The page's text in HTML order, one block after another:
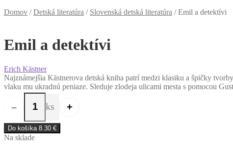
Domov /Detská literatúra / Slovenská detská literatúra /Emil a detektívi
Emil a detektívi
Erich Kästner
Najznámejšia Kästnerova detská kniha patrí medzi klasiku a špičky
vlaku mu ukradnú peniaze. Sleduje zlodeja ulicami mesta s pomocou
–
množstvo Emil a detektívi
ks +
Do košíka 8.30 €
Na sklade